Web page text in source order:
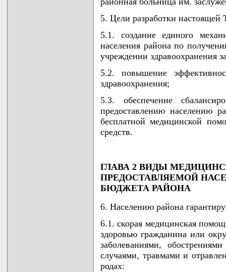
5. Цели разработки
5.1. создание единого
населения района по
учреждении здравоохранения
5.2. повышение
здравоохранения;
5.3. обеспечение
предоставлению населению
бесплатной медицинской
средств.
ГЛАВА 2 ВИДЫ
ПРЕДОСТАВЛЯЕМОЙ
БЮДЖЕТА РАЙОНА
6. Населению района
6.1. скорая медицинская
здоровью гражданина или
заболеваниями,
случаями, травмами и
родах: